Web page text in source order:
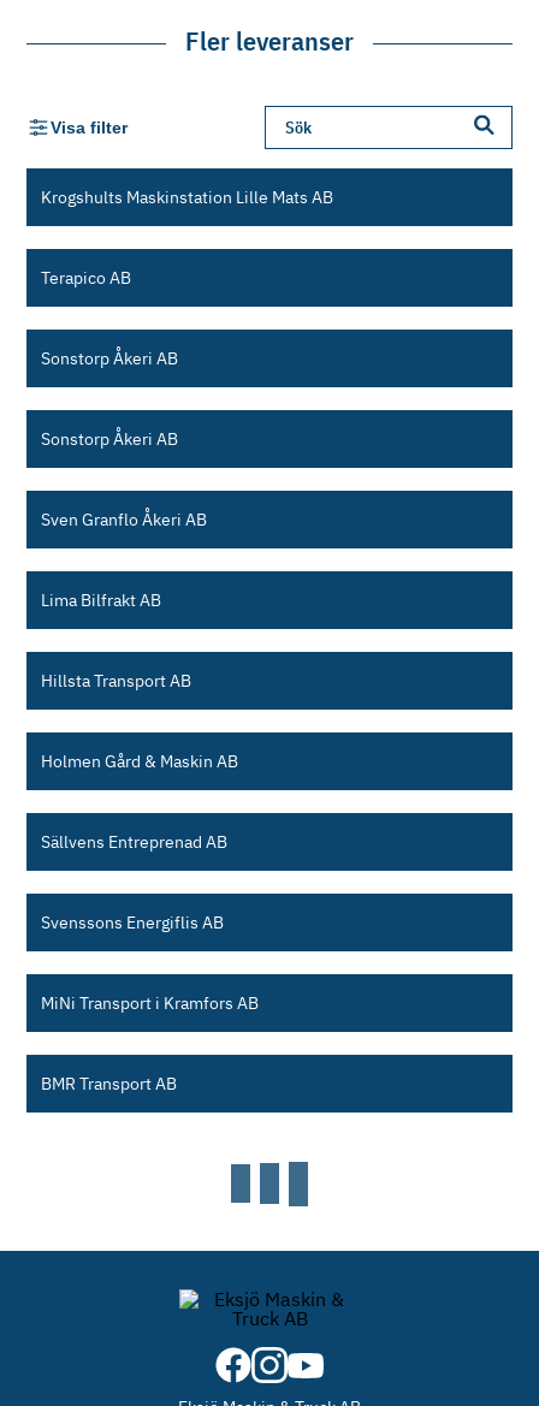
Fler leveranser
Visa filter
Krogshults Maskinstation Lille Mats AB
Terapico AB
Sonstorp Åkeri AB
Sonstorp Åkeri AB
Sven Granflo Åkeri AB
Lima Bilfrakt AB
Hillsta Transport AB
Holmen Gård & Maskin AB
Sällvens Entreprenad AB
Svenssons Energiflis AB
MiNi Transport i Kramfors AB
BMR Transport AB